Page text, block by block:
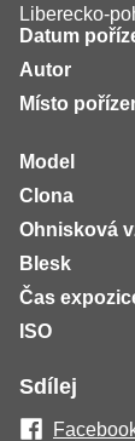
Liberecko-
Datum
Autor
Místo
Model
Clona
Ohnisková
Blesk
Čas
ISO
Sdílej